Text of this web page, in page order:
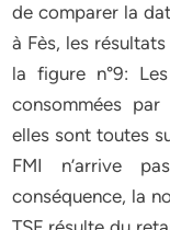
de comparer la
à Fès, les
la figure n°9:
consommées
elles sont toutes
FMI n’arrive
conséquence, la